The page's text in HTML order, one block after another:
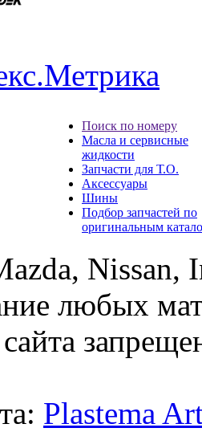
Поиск по номеру
Масла и сервисные
жидкости
Запчасти для Т.О.
Аксессуары
Шины
Подбор запчастей по
оригинальным
любых
Plastema